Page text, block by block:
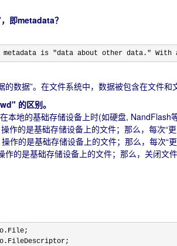
即metadata？
is "data about other data."
的数据”。在文件系统中，数据被包含在文件
的区别。
本地的基础存储设备上时(如硬盘, NandFlash
作的是基础存储设备上的文件；那么，每次“
作的是基础存储设备上的文件；那么，每次
作的是基础存储设备上的文件；那么，关闭文